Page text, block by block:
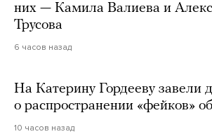
них — Камила Валиева и
Трусова
6 часов назад
На Катерину Гордееву завели
о распространении «фейков»
10 часов назад